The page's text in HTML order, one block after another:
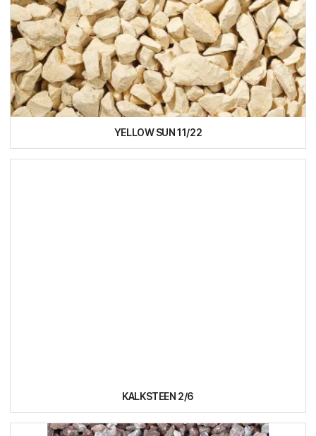
YELLOW SUN 11/22
KALKSTEEN 2/6